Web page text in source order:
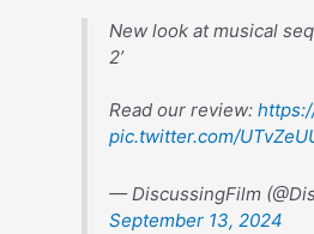
New look at musical
2’
Read our review:
pic.twitter.com/
— DiscussingFilm
September 13, 2024